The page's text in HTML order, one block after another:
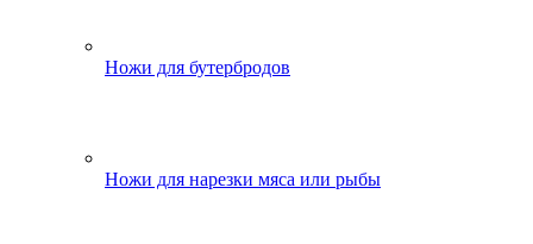
Ножи для бутербродов
Ножи для нарезки мяса или рыбы